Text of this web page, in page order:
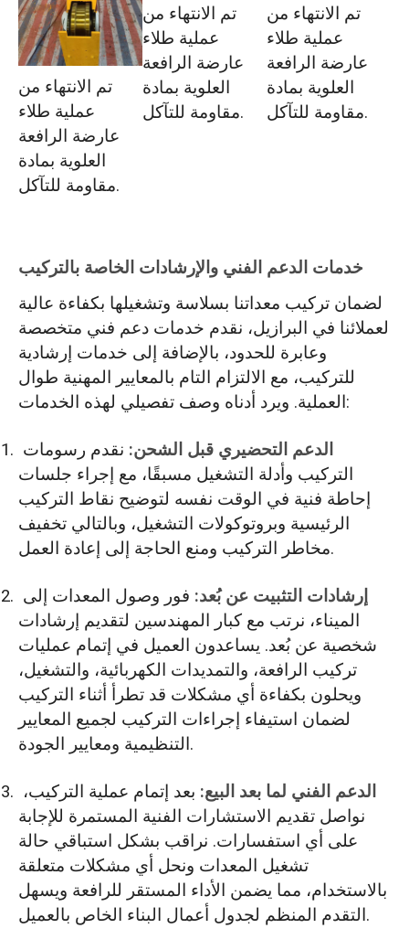
تم الانتهاء من
عملية طلاء
عارضة الرافعة
العلوية بمادة
مقاومة للتآكل.
تم الانتهاء من
عملية طلاء
عارضة الرافعة
العلوية بمادة
مقاومة للتآكل.
تم الانتهاء من
عملية طلاء
عارضة الرافعة
العلوية بمادة
مقاومة للتآكل.
خدمات الدعم الفني والإرشادات الخاصة بالتركيب
لضمان تركيب معداتنا بسلاسة وتشغيلها بكفاءة عالية
لعملائنا في البرازيل، نقدم خدمات دعم فني متخصصة
وعابرة للحدود، بالإضافة إلى خدمات إرشادية
للتركيب، مع الالتزام التام بالمعايير المهنية طوال
العملية. ويرد أدناه وصف تفصيلي لهذه الخدمات:
الدعم التحضيري قبل الشحن: نقدم رسومات
التركيب وأدلة التشغيل مسبقًا، مع إجراء جلسات
إحاطة فنية في الوقت نفسه لتوضيح نقاط التركيب
الرئيسية وبروتوكولات التشغيل، وبالتالي تخفيف
مخاطر التركيب ومنع الحاجة إلى إعادة العمل.
إرشادات التثبيت عن بُعد: فور وصول المعدات إلى
الميناء، نرتب مع كبار المهندسين لتقديم إرشادات
شخصية عن بُعد. يساعدون العميل في إتمام عمليات
تركيب الرافعة، والتمديدات الكهربائية، والتشغيل،
ويحلون بكفاءة أي مشكلات قد تطرأ أثناء التركيب
لضمان استيفاء إجراءات التركيب لجميع المعايير
التنظيمية ومعايير الجودة.
الدعم الفني لما بعد البيع: بعد إتمام عملية التركيب،
نواصل تقديم الاستشارات الفنية المستمرة للإجابة
على أي استفسارات. نراقب بشكل استباقي حالة
تشغيل المعدات ونحل أي مشكلات متعلقة
بالاستخدام، مما يضمن الأداء المستقر للرافعة ويسهل
التقدم المنظم لجدول أعمال البناء الخاص بالعميل.